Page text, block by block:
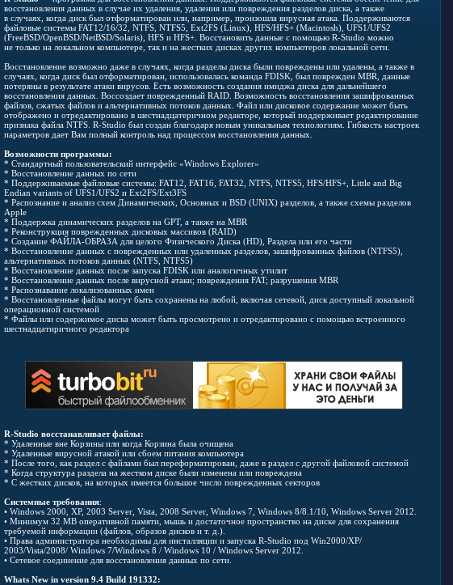
восстановления данных в случае их удаления, удаления или повреждения разделов диска, а также
в случаях, когда диск был отформатирован или, например, произошла вирусная атака. Поддерживаются
файловые системы FAT12/16/32, NTFS, NTFS5, Ext2FS (Linux), HFS/HFS+ (Macintosh), UFS1/UFS2
(FreeBSD/OpenBSD/NetBSD/Solaris), HFS и HFS+. Восстановить данные с помощью R-Studio можно
не только на локальном компьютере, так и на жестких дисках других компьютеров локальной сети.
Восстановление возможно даже в случаях, когда разделы диска были повреждены или удалены, а также в
случаях, когда диск был отформатирован, использовалась команда FDISK, был поврежден MBR, данные
потеряны в результате атаки вирусов. Есть возможность создания имиджа диска для дальнейшего
восстановления данных. Воссоздает поврежденный RAID. Возможность восстановления зашифрованных
файлов, сжатых файлов и альтернативных потоков данных. Файл или дисковое содержание может быть
отображено и отредактировано в шестнадцатеричном редакторе, который поддерживает редактирование
признака файла NTFS. R-Studio был создан благодаря новым уникальным технологиям. Гибкость настроек
параметров дает Вам полный контроль над процессом восстановления данных.
Возможности программы:
* Стандартный пользовательский интерфейс «Windows Explorer»
* Восстановление данных по сети
* Поддерживаемые файловые системы: FAT12, FAT16, FAT32, NTFS, NTFS5, HFS/HFS+, Little and Big
Endian variants of UFS1/UFS2 и Ext2FS/Ext3FS
* Распознание и анализ схем Динамических, Основных и BSD (UNIX) разделов, а также схемы разделов
Apple
* Поддержка динамических разделов на GPT, а также на MBR
* Реконструкция поврежденных дисковых массивов (RAID)
* Создание ФАЙЛА-ОБРАЗА для целого Физического Диска (HD), Раздела или его части
* Восстановление данных с поврежденных или удаленных разделов, зашифрованных файлов (NTFS5),
альтернативных потоков данных (NTFS, NTFS5)
* Восстановление данных после запуска FDISK или аналогичных утилит
* Восстановление данных после вирусной атаки; повреждения FAT; разрушения MBR
* Распознавание локализованных имен
* Восстановленные файлы могут быть сохранены на любой, включая сетевой, диск доступный локальной
операционной системой
* Файлы или содержимое диска может быть просмотрено и отредактировано с помощью встроенного
шестнадцатиричного редактора
R-Studio восстанавливает файлы:
* Удаленные вне Корзины или когда Корзина была очищена
* Удаленные вирусной атакой или сбоем питания компьютера
* После того, как раздел с файлами был переформатирован, даже в раздел с другой файловой системой
* Когда структура раздела на жестком диске были изменена или повреждена
* С жестких дисков, на которых имеется большое число поврежденных секторов
Системные требования:
• Windows 2000, XP, 2003 Server, Vista, 2008 Server, Windows 7, Windows 8/8.1/10, Windows Server 2012.
• Минимум 32 MB оперативной памяти, мышь и достаточное пространство на диске для сохранения
требуемой информации (файлов, образов дисков и т. д.).
• Права администратора необходимы для инсталляции и запуска R-Studio под Win2000/XP/
2003/Vista/2008/ Windows 7/Windows 8 / Windows 10 / Windows Server 2012.
• Сетевое соединение для восстановления данных по сети.
Whats New in version 9.4 Build 191332: